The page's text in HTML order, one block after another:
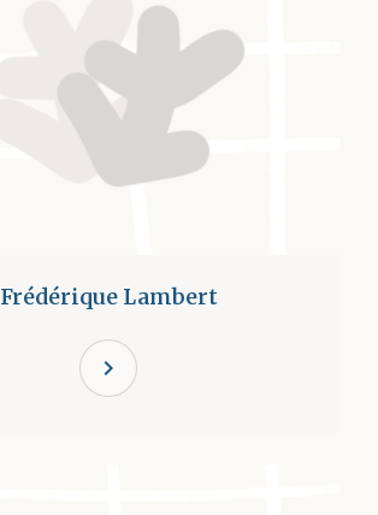
Frédérique Lambert
chevron_right